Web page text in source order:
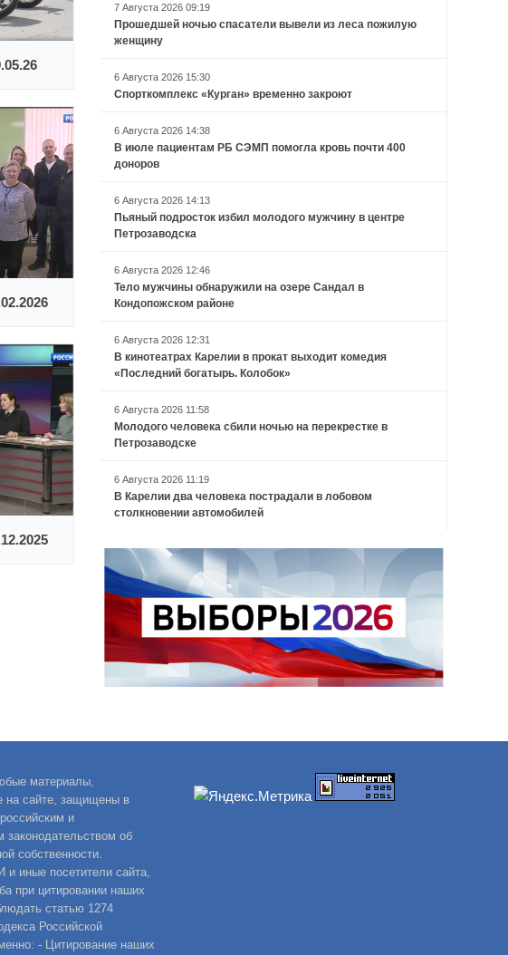
7 Августа 2026 09:19
Прошедшей ночью спасатели вывели из леса пожилую
женщину
6 Августа 2026 15:30
Спорткомплекс «Курган» временно закроют
6 Августа 2026 14:38
В июле пациентам РБ СЭМП помогла кровь почти 400
доноров
6 Августа 2026 14:13
Пьяный подросток избил молодого мужчину в центре
Петрозаводска
6 Августа 2026 12:46
Тело мужчины обнаружили на озере Сандал в
Кондопожском районе
6 Августа 2026 12:31
В кинотеатрах Карелии в прокат выходит комедия
«Последний богатырь. Колобок»
6 Августа 2026 11:58
Молодого человека сбили ночью на перекрестке в
Петрозаводске
6 Августа 2026 11:19
В Карелии два человека пострадали в лобовом
столкновении автомобилей
материалы,
на сайте, защищены в
и
об
собственности.
иные посетители сайта,
при цитировании наших
статью 1274
Российской
- Цитирование наших